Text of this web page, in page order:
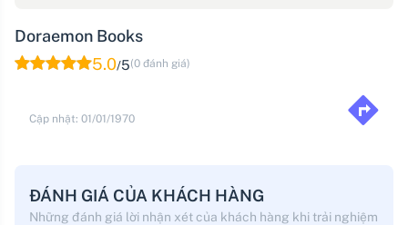
Doraemon Books
5.0/5(0 đánh giá)
Cập nhật: 01/01/1970
ĐÁNH GIÁ CỦA KHÁCH HÀNG
Những đánh giá lời nhận xét của khách hàng khi trải nghiệm